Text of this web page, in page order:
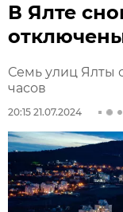
В Ялте
Семь улиц Ялты
часов
20:15 21.07.2024